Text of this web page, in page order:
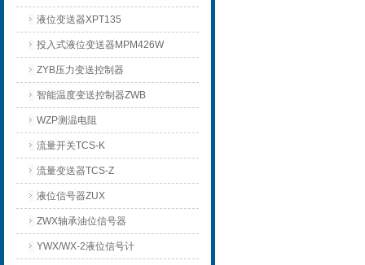
液位变送器XPT135
投入式液位变送器MPM426W
ZYB压力变送控制器
智能温度变送控制器ZWB
WZP测温电阻
流量开关TCS-K
流量变送器TCS-Z
液位信号器ZUX
ZWX轴承油位信号器
YWX/WX-2液位信号计